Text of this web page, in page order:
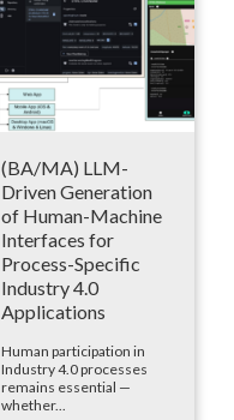
(BA/MA) LLM-
Driven Generation
of Human-Machine
Interfaces for
Process-Specific
Industry 4.0
Applications
Human participation in
Industry 4.0 processes
remains essential —
whether...